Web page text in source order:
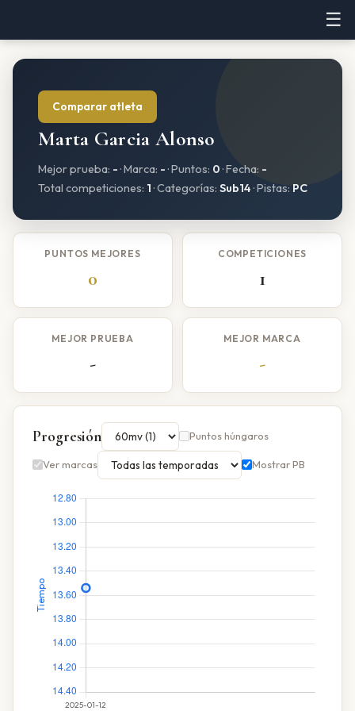
☰
Comparar atleta
Marta Garcia Alonso
Mejor prueba: - · Marca: - · Puntos: 0 · Fecha: -
Total competiciones: 1 · Categorías: Sub14 · Pistas: PC
PUNTOS MEJORES
0
COMPETICIONES
1
MEJOR PRUEBA
-
MEJOR MARCA
-
Progresión Puntos húngaros
Ver marcas Mostrar PB